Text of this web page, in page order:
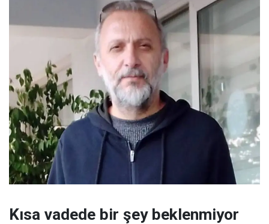
Kısa vadede bir şey beklenmiyor